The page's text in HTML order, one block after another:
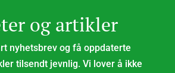
og artikler
nyhetsbrev og få oppdaterte
tilsendt jevnlig. Vi lover å ikke